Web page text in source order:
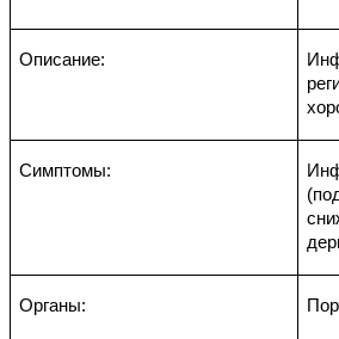
Описание:
Симптомы:
Органы: